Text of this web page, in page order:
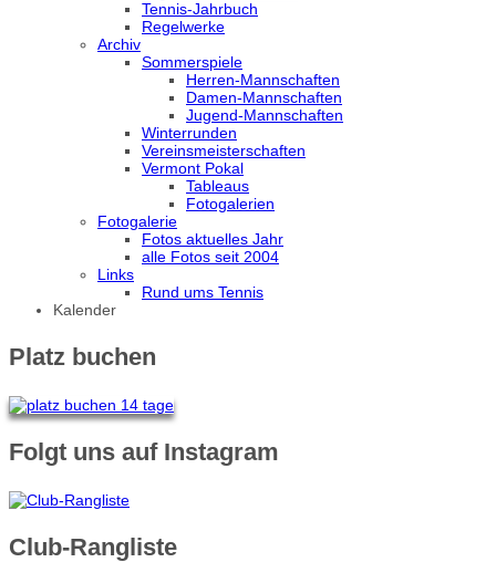
Tennis-Jahrbuch
Regelwerke
Archiv
Sommerspiele
Herren-Mannschaften
Damen-Mannschaften
Jugend-Mannschaften
Winterrunden
Vereinsmeisterschaften
Vermont Pokal
Tableaus
Fotogalerien
Fotogalerie
Fotos aktuelles Jahr
alle Fotos seit 2004
Links
Rund ums Tennis
Kalender
Platz buchen
Folgt uns auf Instagram
Club-Rangliste